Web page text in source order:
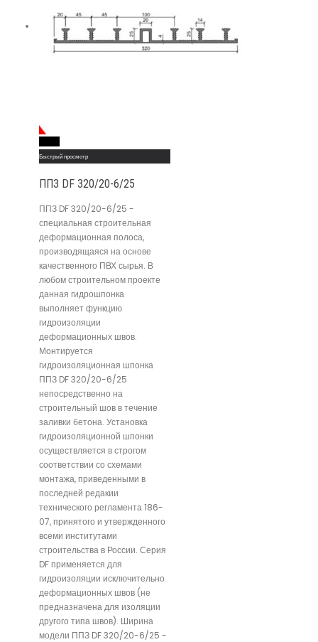
Быстрый просмотр
ППЗ DF 320/20-6/25
ППЗ DF 320/20-6/25 -
специальная строительная
деформационная полоса,
производящаяся на основе
качественного ПВХ сырья. В
любом строительном проекте
данная гидрошпонка
выполняет функцию
гидроизоляции
деформационных швов.
Монтируется
гидроизоляционная шпонка
ППЗ DF 320/20-6/25
непосредственно на
строительный шов в течение
заливки бетона. Установка
гидроизоляционной шпонки
осуществляется в строгом
соответствии со схемами
монтажа, приведенными в
последней редакии
технического регламента 186-
07, принятого и утвержденного
всеми институтами
строительства в России. Серия
DF применяется для
гидроизоляции исключительно
деформационных швов (не
предназначена для изоляции
другого типа швов). Ширина
модели ППЗ DF 320/20-6/25 -